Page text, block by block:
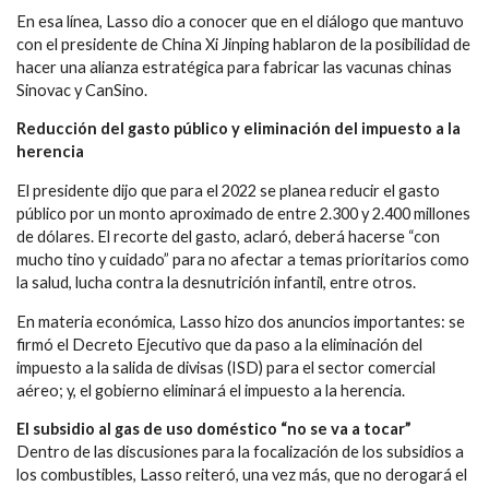
En esa línea, Lasso dio a conocer que en el diálogo que mantuvo
con el presidente de China Xi Jinping hablaron de la posibilidad de
hacer una alianza estratégica para fabricar las vacunas chinas
Sinovac y CanSino.
Reducción del gasto público y eliminación del impuesto a la
herencia
El presidente dijo que para el 2022 se planea reducir el gasto
público por un monto aproximado de entre 2.300 y 2.400 millones
de dólares. El recorte del gasto, aclaró, deberá hacerse “con
mucho tino y cuidado” para no afectar a temas prioritarios como
la salud, lucha contra la desnutrición infantil, entre otros.
En materia económica, Lasso hizo dos anuncios importantes: se
firmó el Decreto Ejecutivo que da paso a la eliminación del
impuesto a la salida de divisas (ISD) para el sector comercial
aéreo; y, el gobierno eliminará el impuesto a la herencia.
El subsidio al gas de uso doméstico “no se va a tocar”
Dentro de las discusiones para la focalización de los subsidios a
los combustibles, Lasso reiteró, una vez más, que no derogará el